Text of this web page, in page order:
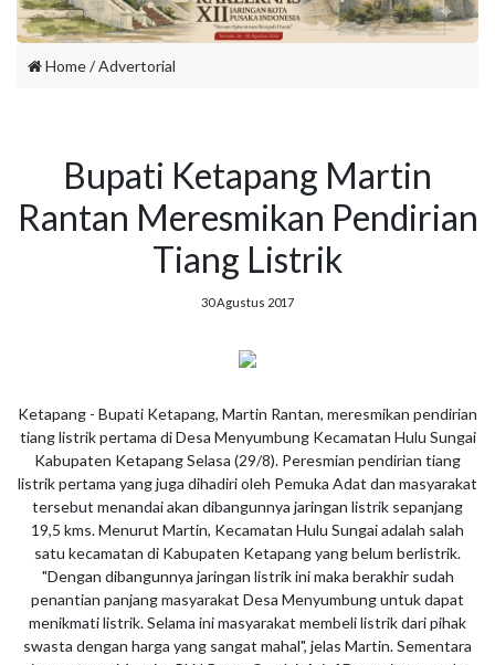
Home/Advertorial
Bupati Ketapang Martin
Rantan Meresmikan Pendirian
Tiang Listrik
30 Agustus 2017
Ketapang - Bupati Ketapang, Martin Rantan, meresmikan pendirian
tiang listrik pertama di Desa Menyumbung Kecamatan Hulu Sungai
Kabupaten Ketapang Selasa (29/8). Peresmian pendirian tiang
listrik pertama yang juga dihadiri oleh Pemuka Adat dan masyarakat
tersebut menandai akan dibangunnya jaringan listrik sepanjang
19,5 kms. Menurut Martin, Kecamatan Hulu Sungai adalah salah
satu kecamatan di Kabupaten Ketapang yang belum berlistrik.
"Dengan dibangunnya jaringan listrik ini maka berakhir sudah
penantian panjang masyarakat Desa Menyumbung untuk dapat
menikmati listrik. Selama ini masyarakat membeli listrik dari pihak
swasta dengan harga yang sangat mahal", jelas Martin. Sementara